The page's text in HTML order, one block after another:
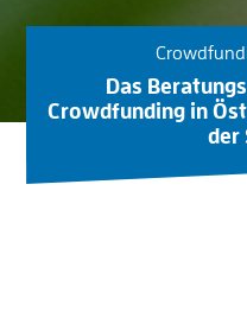
Das
Crowdfunding in
der